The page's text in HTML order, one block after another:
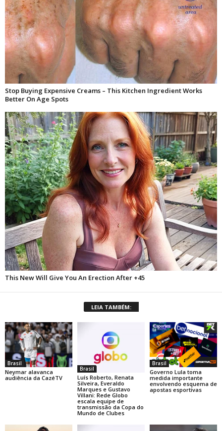
LEIA TAMBÉM:
Brasil
Neymar alavanca
audiência da CazéTV
Brasil
Luís Roberto, Renata
Silveira, Everaldo
Marques e Gustavo
Villani: Rede Globo
escala equipe de
transmissão da Copa do
Mundo de Clubes
Brasil
Governo Lula toma
medida importante
envolvendo esquema de
apostas esportivas